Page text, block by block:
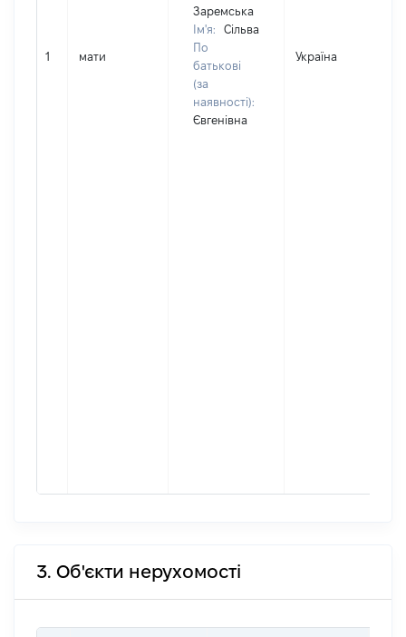
1 мати
Заремська
Ім'я:
Сільва
По
батькові
(за
наявності):
Євгенівна
Україна
3. Об'єкти нерухомості